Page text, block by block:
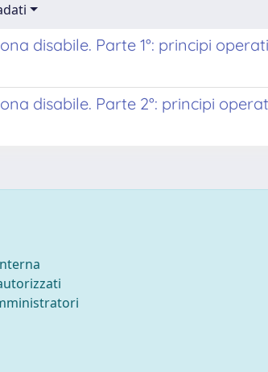
disabile. Parte 1°: principi
disabile. Parte 2°: principi